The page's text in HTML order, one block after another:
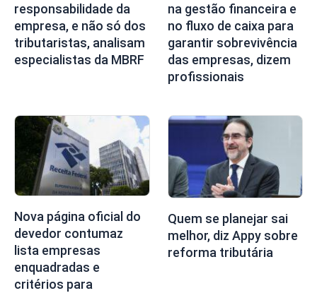
responsabilidade da
empresa, e não só dos
tributaristas, analisam
especialistas da MBRF
na gestão financeira e
no fluxo de caixa para
garantir sobrevivência
das empresas, dizem
profissionais
Nova página oficial do
devedor contumaz
lista empresas
enquadradas e
critérios para
Quem se planejar sai
melhor, diz Appy sobre
reforma tributária